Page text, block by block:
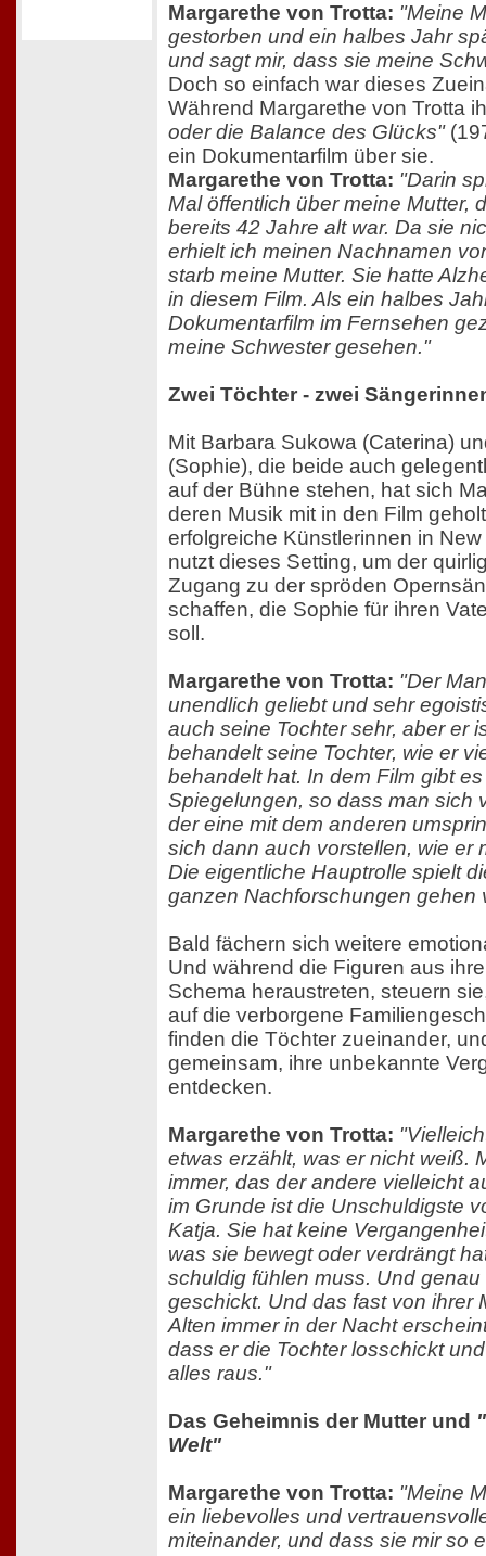
Margarethe von Trotta: "Meine
gestorben und ein halbes Jahr
und sagt mir, dass sie meine
Doch so einfach war dieses
Während Margarethe von Trotta
oder die Balance des Glücks"
ein Dokumentarfilm über sie.
Margarethe von Trotta: "Darin
Mal öffentlich über meine Mutter,
bereits 42 Jahre alt war. Da sie
erhielt ich meinen Nachnamen
starb meine Mutter. Sie hatte
in diesem Film. Als ein halbes
Dokumentarfilm im Fernsehen
meine Schwester gesehen."
Zwei Töchter - zwei
Mit Barbara Sukowa (Caterina)
(Sophie), die beide auch
auf der Bühne stehen, hat sich
deren Musik mit in den Film
erfolgreiche Künstlerinnen in
nutzt dieses Setting, um der
Zugang zu der spröden
schaffen, die Sophie für ihren
soll.
Margarethe von Trotta: "Der
unendlich geliebt und sehr
auch seine Tochter sehr, aber er
behandelt seine Tochter, wie er
behandelt hat. In dem Film gibt
Spiegelungen, so dass man sich
der eine mit dem anderen
sich dann auch vorstellen, wie er
Die eigentliche Hauptrolle spielt
ganzen Nachforschungen gehen
Bald fächern sich weitere
Und während die Figuren aus
Schema heraustreten, steuern
auf die verborgene
finden die Töchter zueinander,
gemeinsam, ihre unbekannte
entdecken.
Margarethe von Trotta:
etwas erzählt, was er nicht weiß.
immer, das der andere vielleicht
im Grunde ist die Unschuldigste
Katja. Sie hat keine
was sie bewegt oder verdrängt
schuldig fühlen muss. Und
geschickt. Und das fast von ihrer
Alten immer in der Nacht
dass er die Tochter losschickt
alles raus."
Das Geheimnis der Mutter und
Welt"
Margarethe von Trotta: "Meine
ein liebevolles und
miteinander, und dass sie mir so